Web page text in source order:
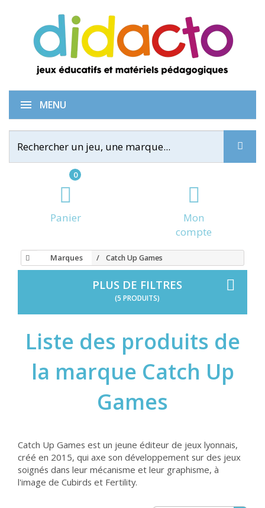
0
Panier
Mon
compte
MENU
Marques Catch Up Games
PLUS DE FILTRES
(5 PRODUITS)
Liste des produits de
la marque Catch Up
Games
Catch Up Games est un jeune éditeur de jeux lyonnais,
créé en 2015, qui axe son développement sur des jeux
soignés dans leur mécanisme et leur graphisme, à
l'image de Cubirds et Fertility.